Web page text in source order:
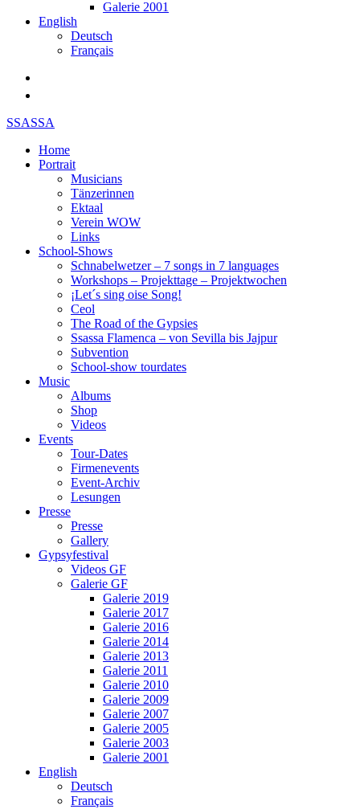
Galerie 2001
English
Deutsch
Français
SSASSA
Home
Portrait
Musicians
Tänzerinnen
Ektaal
Verein WOW
Links
School-Shows
Schnabelwetzer – 7 songs in 7 languages
Workshops – Projekttage – Projektwochen
¡Let´s sing oise Song!
Ceol
The Road of the Gypsies
Ssassa Flamenca – von Sevilla bis Jajpur
Subvention
School-show tourdates
Music
Albums
Shop
Videos
Events
Tour-Dates
Firmenevents
Event-Archiv
Lesungen
Presse
Presse
Gallery
Gypsyfestival
Videos GF
Galerie GF
Galerie 2019
Galerie 2017
Galerie 2016
Galerie 2014
Galerie 2013
Galerie 2011
Galerie 2010
Galerie 2009
Galerie 2007
Galerie 2005
Galerie 2003
Galerie 2001
English
Deutsch
Français